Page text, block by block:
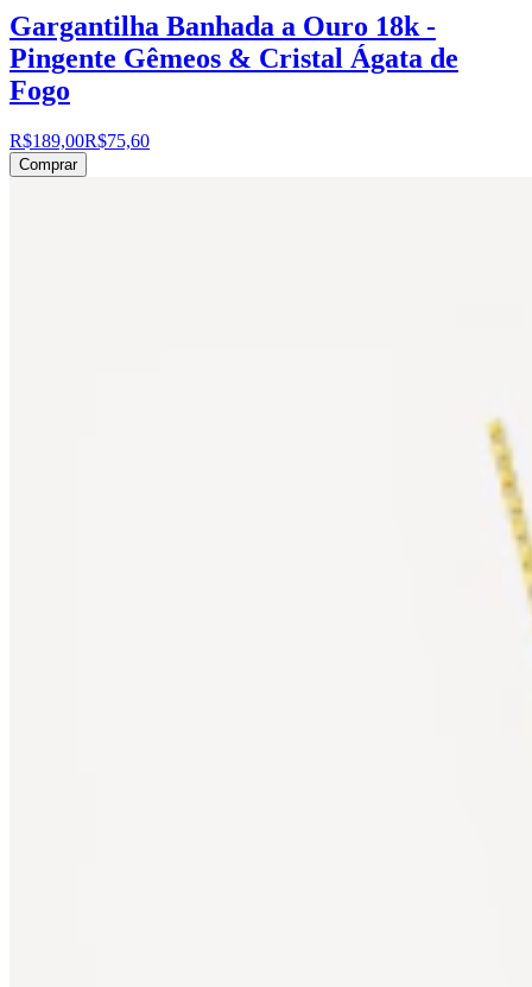
Gargantilha Banhada a Ouro 18k -
Pingente Gêmeos & Cristal Ágata de
Fogo
R$189,00R$75,60
Comprar